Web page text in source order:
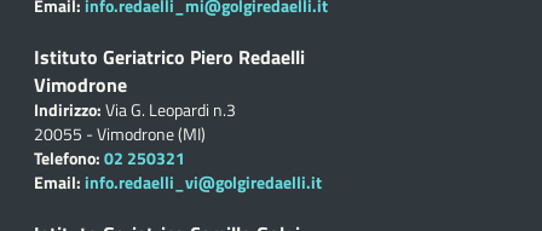
Email: info.redaelli_mi@golgiredaelli.it
Istituto Geriatrico Piero Redaelli
Vimodrone
Indirizzo:Via G. Leopardi n.3
20055 - Vimodrone (MI)
Telefono:02 250321
Email: info.redaelli_vi@golgiredaelli.it